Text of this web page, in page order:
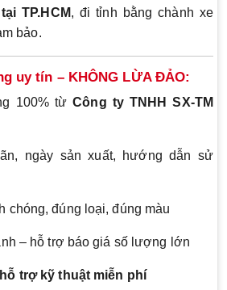
TP.HCM, đi tỉnh bằng chành xe
bảo.
uy tín – KHÔNG LỪA ĐẢO:
100% từCông ty TNHH SX-TM
ngày sản xuất, hướng dẫn sử
chóng, đúng loại, đúng màu
– hỗ trợ báo giá số lượng lớn
trợ kỹ thuật miễn phí